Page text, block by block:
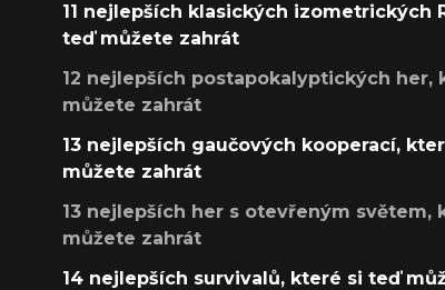
11 nejlepších klasických izometrických
teď můžete zahrát
12 nejlepších postapokalyptických her,
můžete zahrát
13 nejlepších gaučových kooperací,
můžete zahrát
13 nejlepších her s otevřeným světem,
můžete zahrát
14 nejlepších survivalů, které si teď